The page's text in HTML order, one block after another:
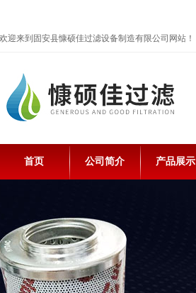
欢迎来到固安县慷硕佳过滤设备制造有限公司网站！
首页 公司简介 产品展示